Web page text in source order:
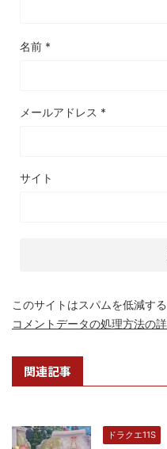
名前 *
メールアドレス *
サイト
このサイトはスパムを低減す
コメントデータの処理方法の
関連記事
ドラクエ11S